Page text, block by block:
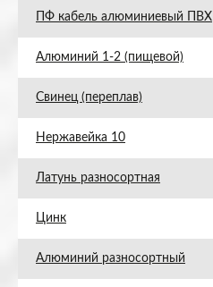
ПФ кабель алюминиевый ПВХ
Алюминий 1-2 (пищевой)
Свинец (переплав)
Нержавейка 10
Латунь разносортная
Цинк
Алюминий разносортный